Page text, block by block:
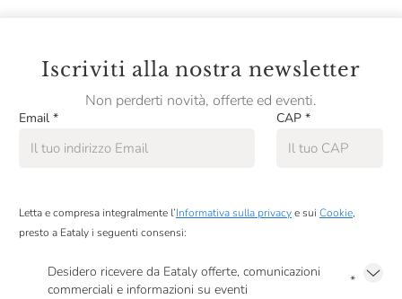
Iscriviti alla nostra newsletter
Non perderti novità, offerte ed eventi.
Email * CAP *
Letta e compresa integralmente l’Informativa sulla privacye sui Cookie,
presto a Eataly i seguenti consensi:
Desidero ricevere da Eataly offerte, comunicazioni
commerciali e informazioni su eventi
*